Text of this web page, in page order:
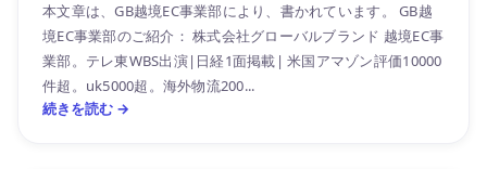
本文章は、GB越境EC事業部により、書かれています。 GB越
境EC事業部のご紹介： 株式会社グローバルブランド 越境EC事
業部。テレ東WBS出演|日経1面掲載| 米国アマゾン評価10000
件超。uk5000超。海外物流200...
続きを読む →